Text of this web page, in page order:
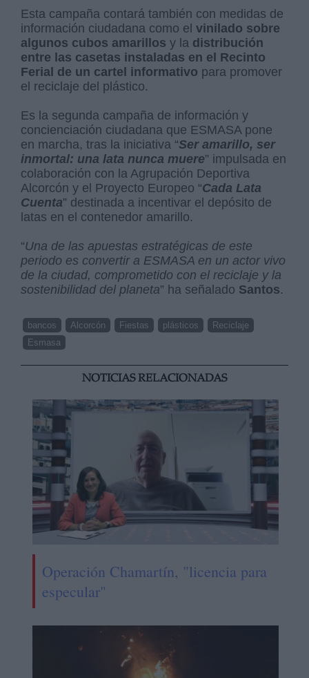
Esta campaña contará también con medidas de
información ciudadana como elvinilado sobre
algunos cubos amarillos y la distribución
entre las casetas instaladas en el Recinto
Ferial de un cartel informativo para promover
el reciclaje del plástico.
Es la segunda campaña de información y
concienciación ciudadana que ESMASA pone
en marcha, tras la iniciativa “Ser amarillo, ser
inmortal: una lata nunca muere” impulsada en
colaboración con la Agrupación Deportiva
Alcorcón y el Proyecto Europeo “Cada Lata
Cuenta” destinada a incentivar el depósito de
latas en el contenedor amarillo.
“Una de las apuestas estratégicas de este
periodo es convertir a ESMASA en un actor vivo
de la ciudad, comprometido con el reciclaje y la
sostenibilidad del planeta” ha señalado Santos.
bancos Alcorcón Fiestas plásticos
Reciclaje
Esmasa
NOTICIAS RELACIONADAS
Operación Chamartín, "licencia para
especular"